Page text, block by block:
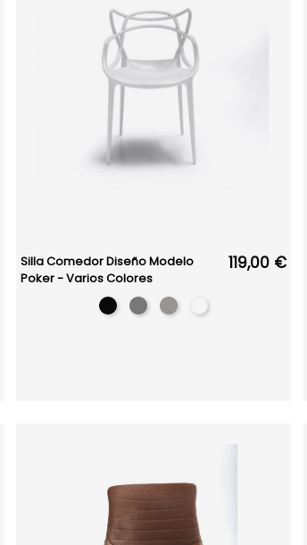
Silla Comedor Diseño Modelo
Poker - Varios Colores
119,00 €